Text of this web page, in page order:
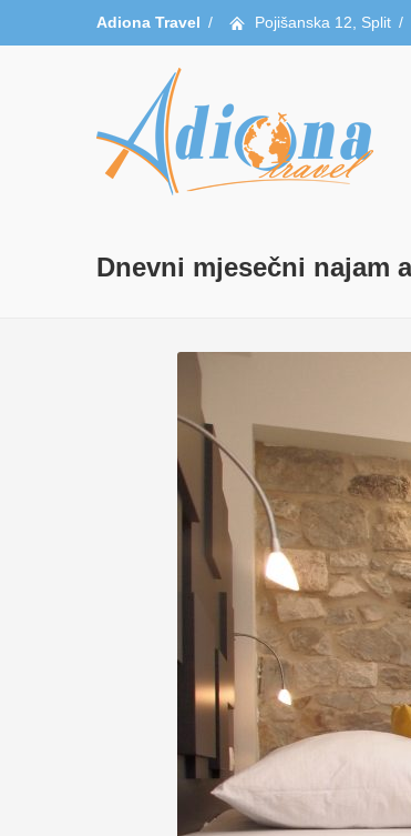
Adiona Travel / Pojišanska 12, Split /
Dnevni mjesečni najam